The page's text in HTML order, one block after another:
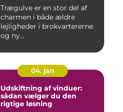
Trægulve er en stor del af
charmen i både ældre
lejligheder i brokvartererne
og ny...
04. jan
Udskiftning af vinduer:
sådan vælger du den
rigtige løsning